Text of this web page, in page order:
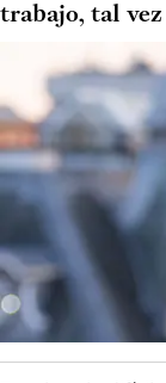
trabajo, tal